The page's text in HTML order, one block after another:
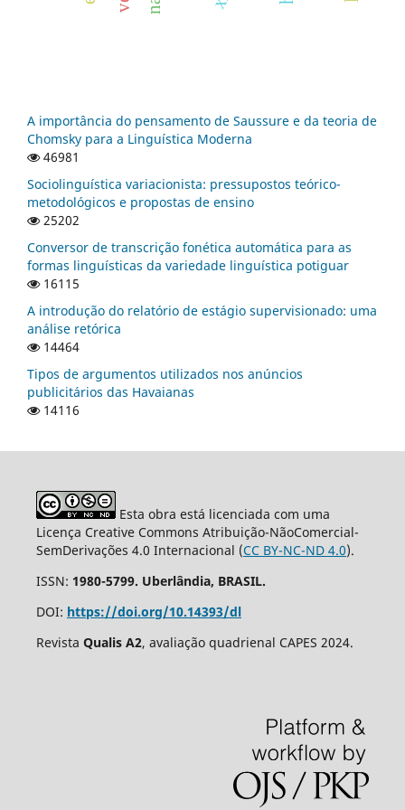
A importância do pensamento de Saussure e da teoria de
Chomsky para a Linguística Moderna
46981
Sociolinguística variacionista: pressupostos teórico-
metodológicos e propostas de ensino
25202
Conversor de transcrição fonética automática para as
formas linguísticas da variedade linguística potiguar
16115
A introdução do relatório de estágio supervisionado: uma
análise retórica
14464
Tipos de argumentos utilizados nos anúncios
publicitários das Havaianas
14116
Esta obra está licenciada com uma
Licença Creative Commons Atribuição-NãoComercial-
SemDerivações 4.0 Internacional (CC BY-NC-ND 4.0).
ISSN: 1980-5799. Uberlândia, BRASIL.
DOI: https://doi.org/10.14393/dl
Revista Qualis A2, avaliação quadrienal CAPES 2024.